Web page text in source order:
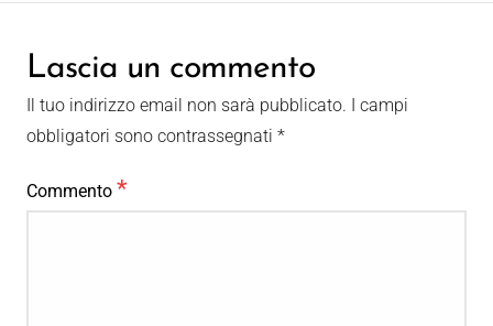
Lascia un commento
Il tuo indirizzo email non sarà pubblicato. I campi
obbligatori sono contrassegnati *
Commento *